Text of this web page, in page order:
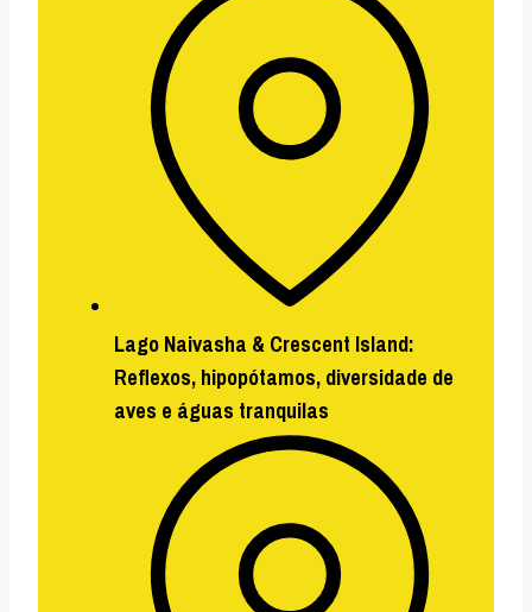
Lago Naivasha & Crescent Island:
Reflexos, hipopótamos, diversidade de
aves e águas tranquilas